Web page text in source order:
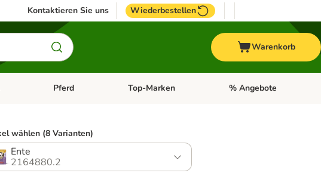
Kontaktieren Sie uns Wiederbestellen
Warenkorb
Menü öffnen: FischKategorie-Menü öffnen: Vogel
Pferd Kategorie-Menü öffnen: Pferd
Top-Marken Kategorie-Menü öffnen:
% Angebote
wählen (8 Varianten)
Ente
2164880.2